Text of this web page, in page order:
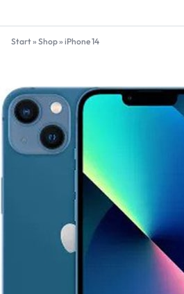
Start» Shop» iPhone 14